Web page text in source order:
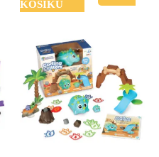
KOŠÍKU